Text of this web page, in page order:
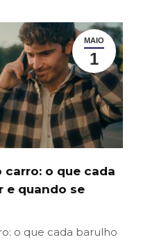
MAIO
1
carro: o que cada
e quando se
o que cada barulho